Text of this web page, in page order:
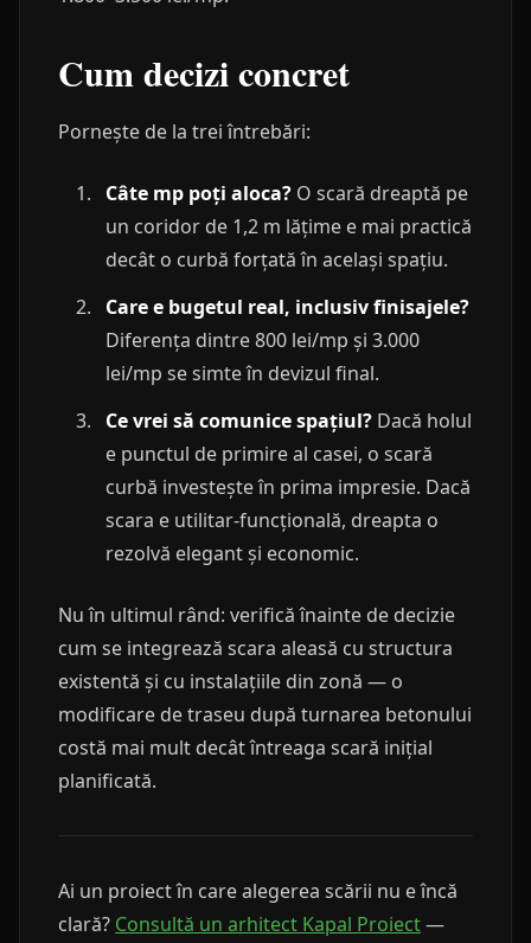
Cum decizi concret
Pornește de la trei întrebări:
Câte mp poți aloca? O scară dreaptă pe
un coridor de 1,2 m lățime e mai practică
decât o curbă forțată în același spațiu.
Care e bugetul real, inclusiv finisajele?
Diferența dintre 800 lei/mp și 3.000
lei/mp se simte în devizul final.
Ce vrei să comunice spațiul? Dacă holul
e punctul de primire al casei, o scară
curbă investește în prima impresie. Dacă
scara e utilitar-funcțională, dreapta o
rezolvă elegant și economic.
Nu în ultimul rând: verifică înainte de decizie
cum se integrează scara aleasă cu structura
existentă și cu instalațiile din zonă — o
modificare de traseu după turnarea betonului
costă mai mult decât întreaga scară inițial
planificată.
Ai un proiect în care alegerea scării nu e încă
clară? Consultă un arhitect Kapal Proiect—